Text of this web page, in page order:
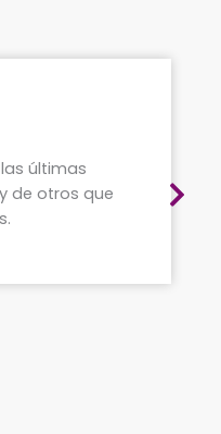
judicial ante
deje de pagar y